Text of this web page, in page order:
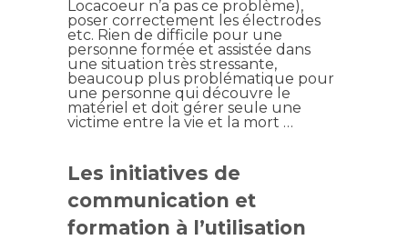
Locacoeur n’a pas ce problème),
poser correctement les électrodes
etc. Rien de difficile pour une
personne formée et assistée dans
une situation très stressante,
beaucoup plus problématique pour
une personne qui découvre le
matériel et doit gérer seule une
victime entre la vie et la mort …
Les initiatives de
communication et
formation à l’utilisation